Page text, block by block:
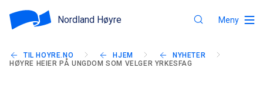
Nordland Høyre Meny
TIL HOYRE.NO HJEM
NYHETER
HØYRE HEIER PÅ UNGDOM SOM VELGER YRKESFAG